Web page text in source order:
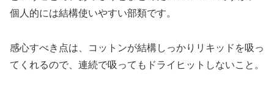
個人的には結構使いやすい部類です。
感心すべき点は、コットンが結構しっかりリキッドを吸っ
てくれるので、連続で吸ってもドライヒットしないこと。